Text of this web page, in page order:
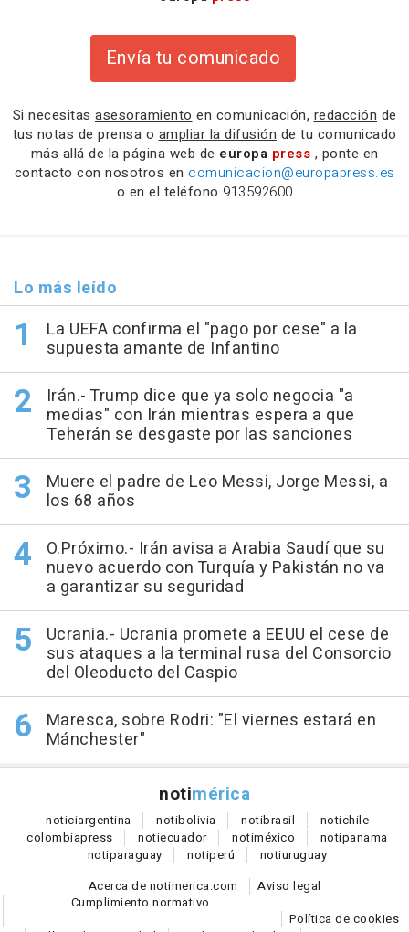
Envía tu comunicado
Si necesitas asesoramiento en comunicación, redacción de
tus notas de prensa o ampliar la difusión de tu comunicado
más allá de la página web de europa press , ponte en
contacto con nosotros en comunicacion@europapress.es
o en el teléfono 913592600
Lo más leído
La UEFA confirma el "pago por cese" a la
supuesta amante de Infantino
Irán.- Trump dice que ya solo negocia "a
medias" con Irán mientras espera a que
Teherán se desgaste por las sanciones
Muere el padre de Leo Messi, Jorge Messi, a
los 68 años
O.Próximo.- Irán avisa a Arabia Saudí que su
nuevo acuerdo con Turquía y Pakistán no va
a garantizar su seguridad
Ucrania.- Ucrania promete a EEUU el cese de
sus ataques a la terminal rusa del Consorcio
del Oleoducto del Caspio
Maresca, sobre Rodri: "El viernes estará en
Mánchester"
notimérica
noticiargentina notibolivia notibrasil notichile
colombiapress notiecuador notiméxico notipanama
notiparaguay notiperú notiuruguay
Acerca de notimerica.com
Aviso legal
Cumplimiento normativo
Política de cookies